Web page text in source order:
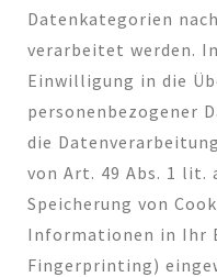
Datenkategorien
verarbeitet werden.
Einwilligung in die
personenbezogener
die
von Art. 49 Abs. 1 lit.
Speicherung von
Informationen in Ihr
Fingerprinting)